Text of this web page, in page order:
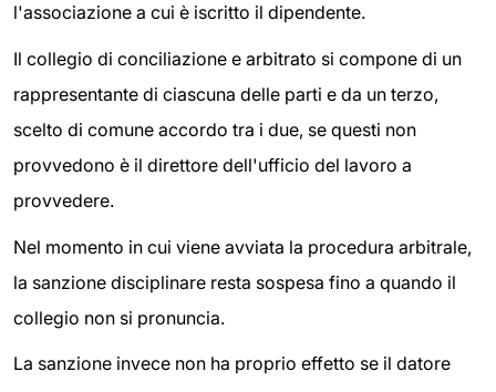
l'associazione a cui è iscritto il dipendente.
Il collegio di conciliazione e arbitrato si compone di un
rappresentante di ciascuna delle parti e da un terzo,
scelto di comune accordo tra i due, se questi non
provvedono è il direttore dell'ufficio del lavoro a
provvedere.
Nel momento in cui viene avviata la procedura arbitrale,
la sanzione disciplinare resta sospesa fino a quando il
collegio non si pronuncia.
La sanzione invece non ha proprio effetto se il datore